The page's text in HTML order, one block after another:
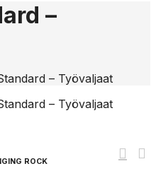
–
– Työvaljaat
– Työvaljaat
ROCK